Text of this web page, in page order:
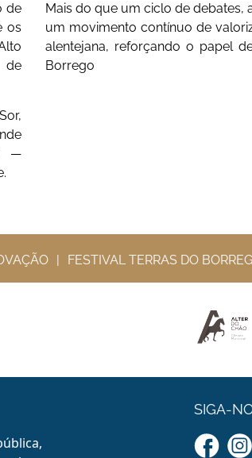
de
os
de
—
Mais do que um ciclo de debates,
um movimento contínuo de
alentejana, reforçando o papel
Borrego
FESTIVAL TERRAS DO
SIGA-